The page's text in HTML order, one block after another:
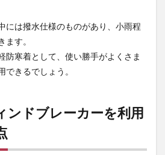
には撥水仕様のものがあり、小雨程
ます。
防寒着として、使い勝手がよくさま
できるでしょう。
ンドブレーカーを利用